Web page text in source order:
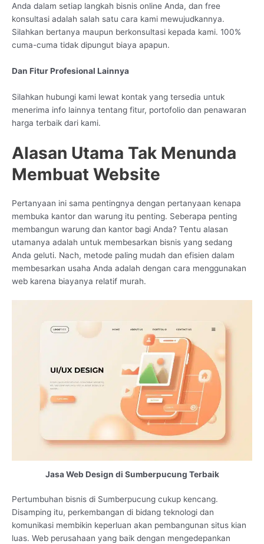
Anda dalam setiap langkah bisnis online Anda, dan free
konsultasi adalah salah satu cara kami mewujudkannya.
Silahkan bertanya maupun berkonsultasi kepada kami. 100%
cuma-cuma tidak dipungut biaya apapun.
Dan Fitur Profesional Lainnya
Silahkan hubungi kami lewat kontak yang tersedia untuk
menerima info lainnya tentang fitur, portofolio dan penawaran
harga terbaik dari kami.
Alasan Utama Tak Menunda
Membuat Website
Pertanyaan ini sama pentingnya dengan pertanyaan kenapa
membuka kantor dan warung itu penting. Seberapa penting
membangun warung dan kantor bagi Anda? Tentu alasan
utamanya adalah untuk membesarkan bisnis yang sedang
Anda geluti. Nach, metode paling mudah dan efisien dalam
membesarkan usaha Anda adalah dengan cara menggunakan
web karena biayanya relatif murah.
Jasa Web Design di Sumberpucung Terbaik
Pertumbuhan bisnis di Sumberpucung cukup kencang.
Disamping itu, perkembangan di bidang teknologi dan
komunikasi membikin keperluan akan pembangunan situs kian
luas. Web perusahaan yang baik dengan mengedepankan